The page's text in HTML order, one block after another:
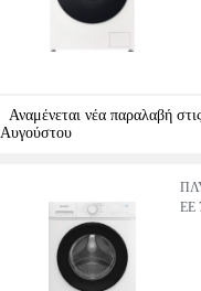
Αναμένεται νέα παραλαβή
Αυγούστου
EE